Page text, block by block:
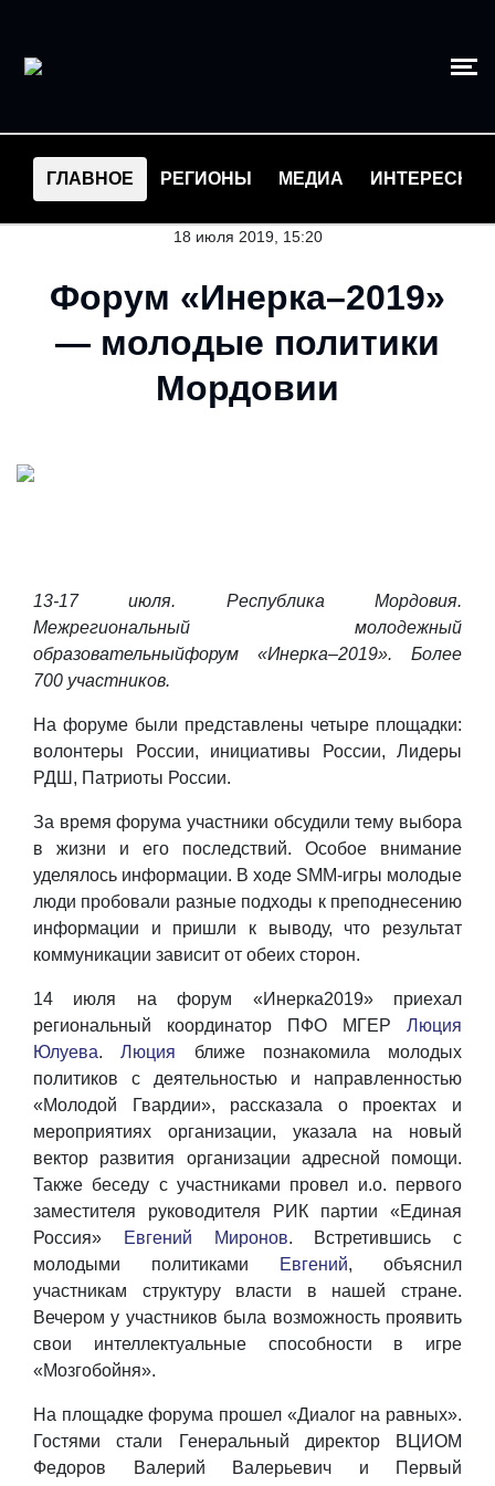
ГЛАВНОЕ РЕГИОНЫ МЕДИА ИНТЕРЕСНОЕ
18 июля 2019, 15:20
Форум «Инерка–2019»
— молодые политики
Мордовии
13-17 июля. Республика Мордовия.
Межрегиональный молодежный
образовательныйфорум «Инерка–2019». Более
700 участников.
На форуме были представлены четыре площадки:
волонтеры России, инициативы России, Лидеры
РДШ, Патриоты России.
За время форума участники обсудили тему выбора
в жизни и его последствий. Особое внимание
уделялось информации. В ходе SMM-игры молодые
люди пробовали разные подходы к преподнесению
информации и пришли к выводу, что результат
коммуникации зависит от обеих сторон.
14 июля на форум «Инерка2019» приехал
региональный координатор ПФО МГЕР Люция
Юлуева.Люция ближе познакомила молодых
политиков с деятельностью и направленностью
«Молодой Гвардии», рассказала о проектах и
мероприятиях организации, указала на новый
вектор развития организации адресной помощи.
Также беседу с участниками провел и.о. первого
заместителя руководителя РИК партии «Единая
Россия»
Евгений Миронов. Встретившись с
молодыми политиками
Евгений, объяснил
участникам структуру власти в нашей стране.
Вечером у участников была возможность проявить
свои интеллектуальные способности в игре
«Мозгобойня».
На площадке форума прошел «Диалог на равных».
Гостями стали Генеральный директор ВЦИОМ
Федоров Валерий Валерьевич и Первый